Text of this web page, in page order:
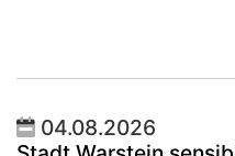
04.08.2026